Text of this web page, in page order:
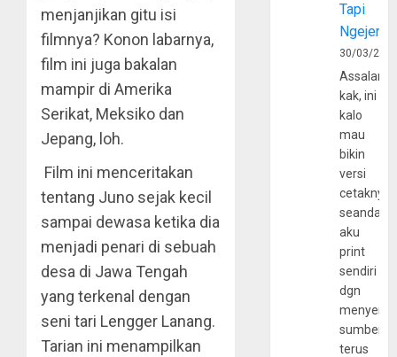
menjanjikan gitu isi
filmnya? Konon labarnya,
film ini juga bakalan
mampir di Amerika
Serikat, Meksiko dan
Jepang, loh.
Film ini menceritakan
tentang Juno sejak kecil
sampai dewasa ketika dia
menjadi penari di sebuah
desa di Jawa Tengah
yang terkenal dengan
seni tari Lengger Lanang.
Tarian ini menampilkan
Tapi
30/03/
kak, ini
kalo
mau
bikin
versi
cetaknya
aku
print
sendiri
dgn
sumber
terus